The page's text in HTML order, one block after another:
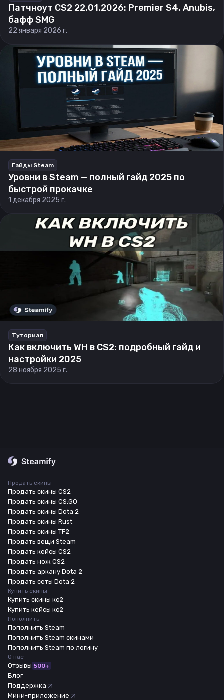
Патчноут CS2 22.01.2026: Premier S4, Anubis,
бафф SMG
22 января 2026 г.
Гайды Steam
Уровни в Steam — полный гайд 2025 по
быстрой прокачке
1 декабря 2025 г.
Туториал
Как включить WH в CS2: подробный гайд и
настройки 2025
28 ноября 2025 г.
Продать скины
Продать скины CS2
Продать скины CS:GO
Продать скины Dota 2
Продать скины Rust
Продать скины TF2
Продать вещи Steam
Продать кейсы CS2
Продать нож CS2
Продать аркану Dota 2
Продать сеты Dota 2
Купить скины
Купить скины кс2
Купить кейсы кс2
Пополнить
Пополнить Steam
Пополнить Steam скинами
Пополнить Steam по логину
О нас
Отзывы 500+
Блог
Поддержка
Мини-приложение